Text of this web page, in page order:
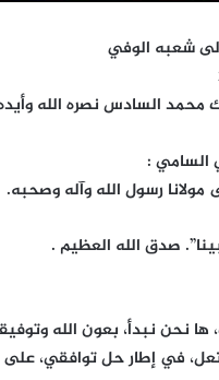
شعبه الوفي
محمد السادس نصره الله
السامي :
مولانا رسول الله وآله وصحبه.
صدق الله العظيم .
نبدأ، بعون الله
في إطار حل توافقي،